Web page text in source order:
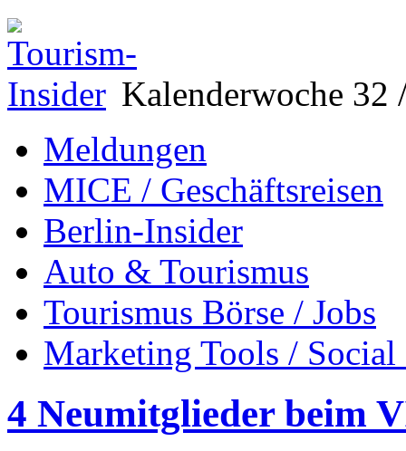
Kalenderwoche 32
Meldungen
MICE / Geschäftsreisen
Berlin-Insider
Auto & Tourismus
Tourismus Börse / Jobs
Marketing Tools /
4 Neumitglieder beim